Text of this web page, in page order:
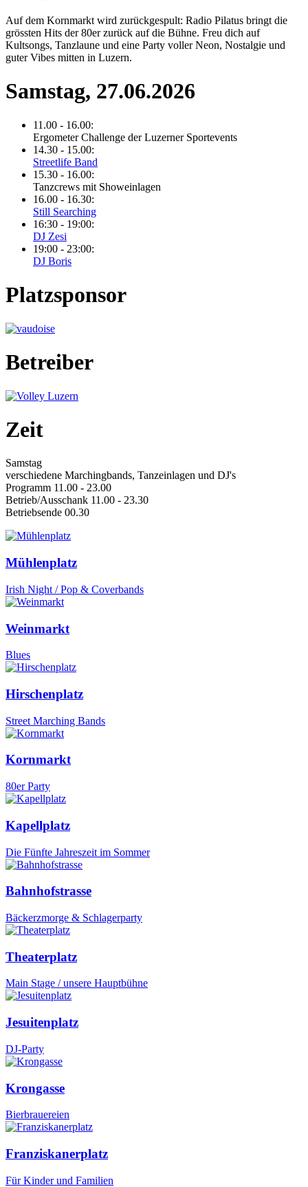
Auf dem Kornmarkt wird zurückgespult: Radio Pilatus bringt die
grössten Hits der 80er zurück auf die Bühne. Freu dich auf
Kultsongs, Tanzlaune und eine Party voller Neon, Nostalgie und
guter Vibes mitten in Luzern.
Samstag, 27.06.2026
11.00 - 16.00:
Ergometer Challenge der Luzerner Sportevents
14.30 - 15.00:
Streetlife Band
15.30 - 16.00:
Tanzcrews mit Showeinlagen
16.00 - 16.30:
Still Searching
16:30 - 19:00:
DJ Zesi
19:00 - 23:00:
DJ Boris
Platzsponsor
Betreiber
Zeit
Samstag
verschiedene Marchingbands, Tanzeinlagen und DJ's
Programm 11.00 - 23.00
Betrieb/Ausschank 11.00 - 23.30
Betriebsende 00.30
Mühlenplatz
Irish Night / Pop & Coverbands
Weinmarkt
Blues
Hirschenplatz
Street Marching Bands
Kornmarkt
80er Party
Kapellplatz
Die Fünfte Jahreszeit im Sommer
Bahnhofstrasse
Bäckerzmorge & Schlagerparty
Theaterplatz
Main Stage / unsere Hauptbühne
Jesuitenplatz
DJ-Party
Krongasse
Bierbrauereien
Franziskanerplatz
Für Kinder und Familien